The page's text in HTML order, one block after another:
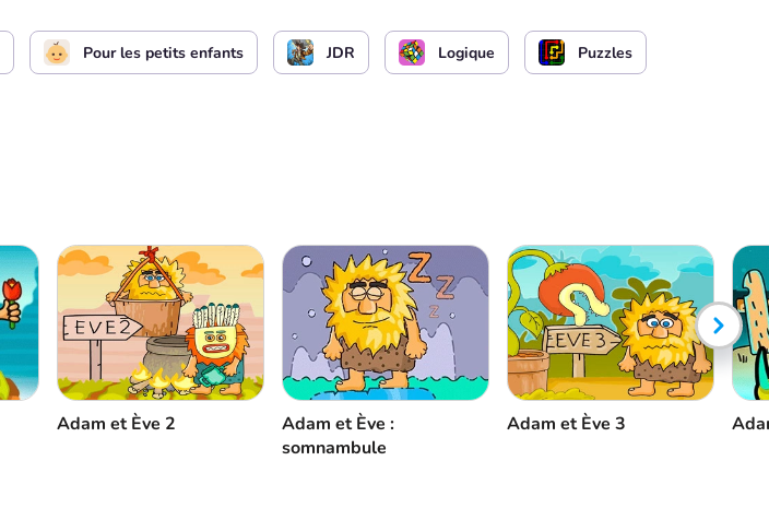
Pour les petits enfants JDR Logique Puzzles
Adam et Ève 2
Adam et Ève :
somnambule
Adam et Ève 3